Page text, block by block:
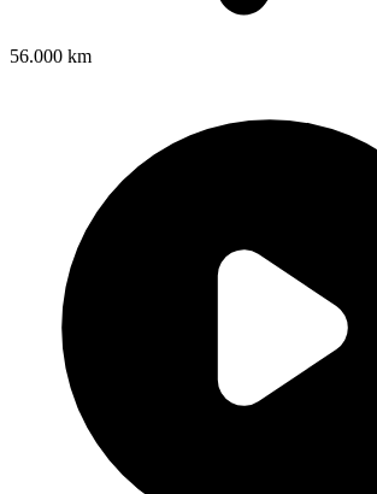
56.000 km